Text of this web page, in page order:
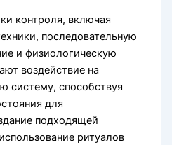
контроля, включая
последовательную
и физиологическую
воздействие на
систему, способствуя
для
подходящей
ритуалов